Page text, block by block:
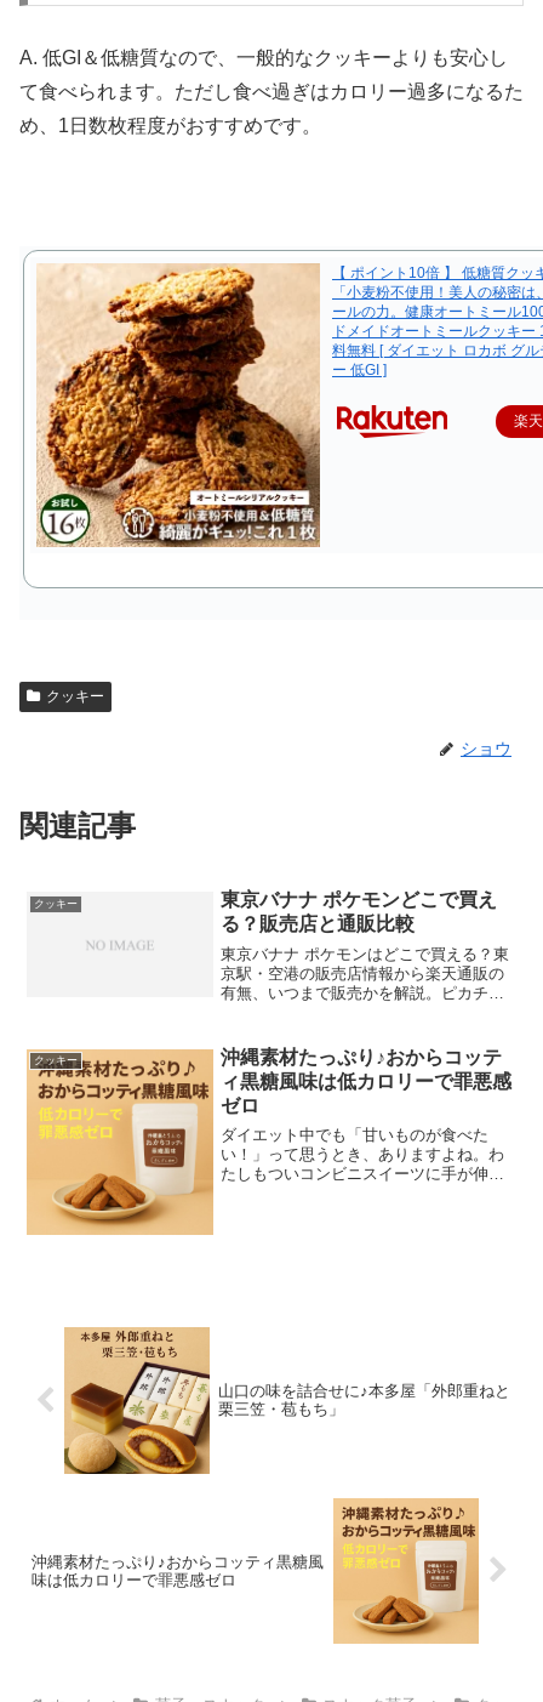
A. 低GI＆低糖質なので、一般的なクッキーよりも安心し
て食べられます。ただし食べ過ぎはカロリー過多になるた
め、1日数枚程度がおすすめです。
【 ポイント10倍 】 低糖質クッ
「小麦粉不使用！美人の秘密は
ールの力。健康オートミール
ドメイドオートミールクッキー
料無料 [ ダイエット ロカボ グ
ー 低GI ]
楽
クッキー
ショウ
関連記事
クッキー
東京バナナ ポケモンどこで買え
る？販売店と通販比較
東京バナナ ポケモンはどこで買える？東
京駅・空港の販売店情報から楽天通販の
有無、いつまで販売かを解説。ピカチュ
けの選び方をまとめました。
クッキー
沖縄素材たっぷり♪おからコッテ
ィ黒糖風味は低カロリーで罪悪感
ゼロ
ダイエット中でも「甘いものが食べた
い！」って思うとき、ありますよね。わ
たしもついコンビニスイーツに手が伸び
山口の味を詰合せに♪本多屋「外郎重ねと
栗三笠・苞もち」
沖縄素材たっぷり♪おからコッティ黒糖風
味は低カロリーで罪悪感ゼロ